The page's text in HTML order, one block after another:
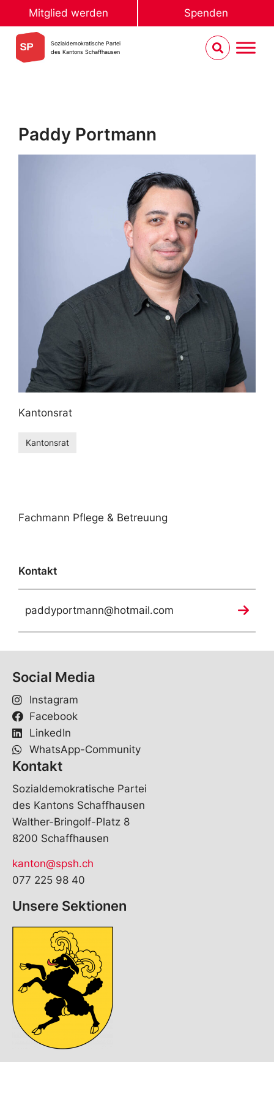
Mitglied werden Spenden
Sozialdemokratische Partei
des Kantons Schaffhausen
Paddy Portmann
Kantonsrat
Kantonsrat
Fachmann Pflege & Betreuung
Kontakt
paddyportmann@hotmail.com
Social Media
Instagram
Facebook
LinkedIn
WhatsApp-Community
Kontakt
Sozialdemokratische Partei
des Kantons Schaffhausen
Walther-Bringolf-Platz 8
8200 Schaffhausen
kanton@spsh.ch
077 225 98 40
Unsere Sektionen